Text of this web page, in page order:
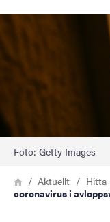
Bild
Foto: Getty Images
Länkstig
HemAktuellt Hitta
coronavirus i